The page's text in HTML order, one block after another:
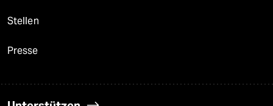
Stellen
Presse